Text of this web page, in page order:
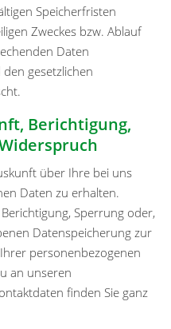
Speicherfristen
Zweckes bzw. Ablauf
Daten
gesetzlichen
Berichtigung,
über Ihre bei uns
Daten zu erhalten.
Sperrung oder,
Datenspeicherung zur
personenbezogenen
an unseren
finden Sie ganz